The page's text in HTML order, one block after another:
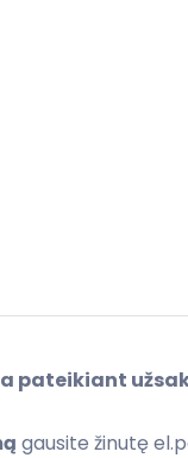
pateikiant
gausite žinutę